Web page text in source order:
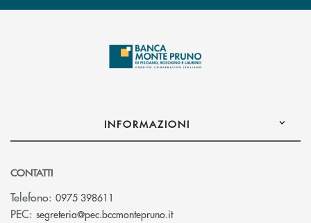
INFORMAZIONI
CONTATTI
Telefono: 0975 398611
PEC: segreteria@pec.bccmontepruno.it(si apre l’app di posta